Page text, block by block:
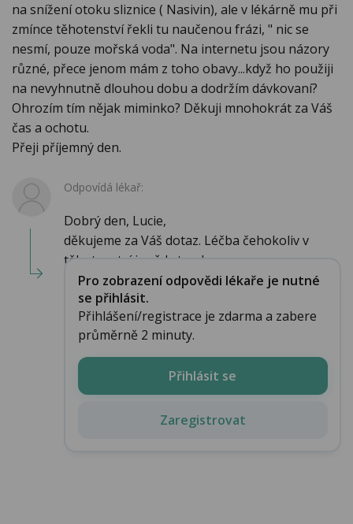
na snížení otoku sliznice ( Nasivin), ale v lékárně mu při
zmínce těhotenství řekli tu naučenou frázi, " nic se
nesmí, pouze mořská voda". Na internetu jsou názory
různé, přece jenom mám z toho obavy...když ho použiji
na nevyhnutně dlouhou dobu a dodržím dávkovaní?
Ohrozím tím nějak miminko? Děkuji mnohokrát za Váš
čas a ochotu.
Přeji příjemný den.
Odpovídá lékař:
Dobrý den, Lucie,
děkujeme za Váš dotaz. Léčba čehokoliv v
těhotenství je vždy trochu p...
Pro zobrazení odpovědi lékaře je nutné
se přihlásit.
Přihlášení/registrace je zdarma a zabere
průměrně 2 minuty.
Přihlásit se
Zaregistrovat